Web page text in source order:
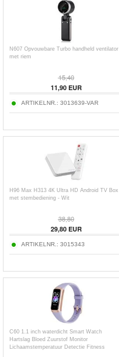
N607 Opvouwbare Turbo handheld ventilator
met riem
15,40
11,90EUR
ARTIKELNR.: 3013639-VAR
H96 Max H313 4K Ultra HD Android TV Box
met stembediening - Wit
38,80
29,80EUR
ARTIKELNR.: 3015343
C60 1.1 inch waterdicht Smart Watch
Hartslag Bloed Zuurstof Monitor
Lichaamstemperatuur Detectie Fitness